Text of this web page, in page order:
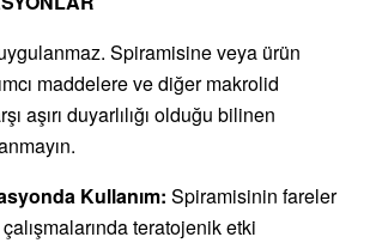
Spiramisine veya ürün
maddelere ve diğer makrolid
aşırı duyarlılığı olduğu bilinen
Kullanım: Spiramisinin fareler
teratojenik etki